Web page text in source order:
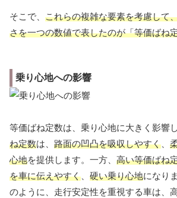
そこで、 これらの複雑な要素を考慮して
さを一つの数値で表したのが「等価ばね
乗り心地への影響
等価ばね定数は、乗り心地に大きく影響
ね定数は、 路面の凹凸を吸収しやすく
心地を提供します。一方、 高い等価ばね
を車に伝えやすく
硬い乗り心地になり
のように、走行安定性を重視する車は、